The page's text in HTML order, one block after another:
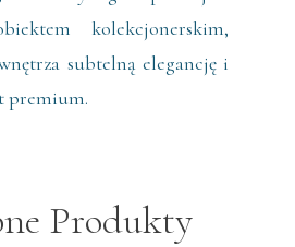
kolekcjonerskim,
subtelną elegancję i
premium.
Produkty